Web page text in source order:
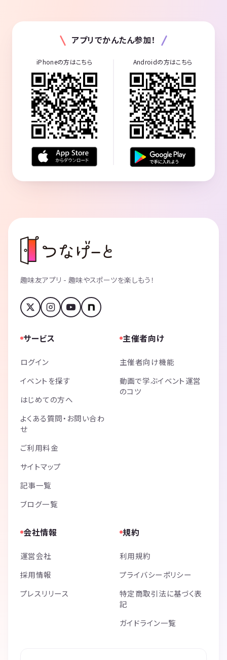
アプリでかんたん参加！
iPhoneの方はこちら Androidの方はこちら
趣味友アプリ - 趣味やスポーツを楽しもう！
サービス
ログイン
イベントを探す
はじめての方へ
よくある質問・お問い合わ
せ
ご利用料金
サイトマップ
記事一覧
ブログ一覧
主催者向け
主催者向け機能
動画で学ぶイベント運営
のコツ
会社情報
運営会社
採用情報
プレスリリース
規約
利用規約
プライバシーポリシー
特定商取引法に基づく表
記
ガイドライン一覧